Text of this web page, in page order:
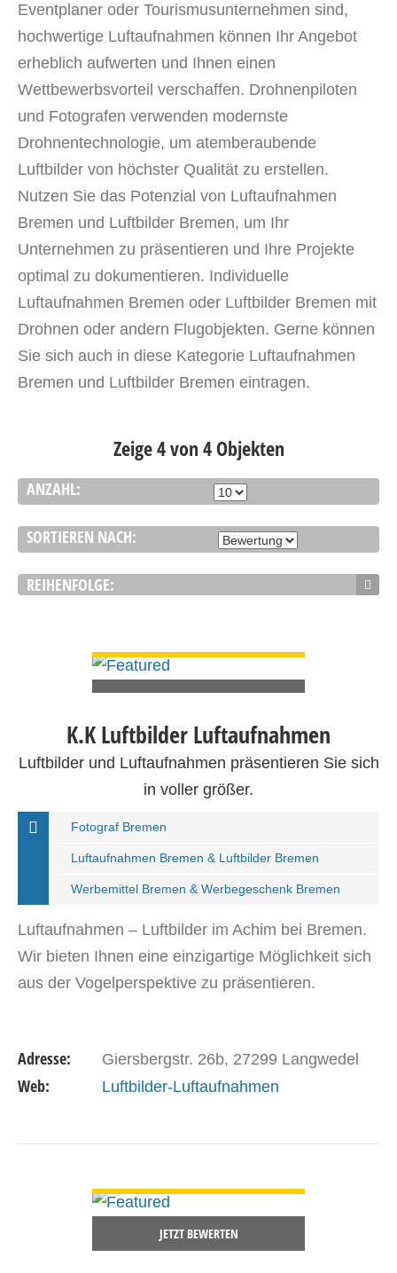
Eventplaner oder Tourismusunternehmen sind,
hochwertige Luftaufnahmen können Ihr Angebot
erheblich aufwerten und Ihnen einen
Wettbewerbsvorteil verschaffen. Drohnenpiloten
und Fotografen verwenden modernste
Drohnentechnologie, um atemberaubende
Luftbilder von höchster Qualität zu erstellen.
Nutzen Sie das Potenzial von Luftaufnahmen
Bremen und Luftbilder Bremen, um Ihr
Unternehmen zu präsentieren und Ihre Projekte
optimal zu dokumentieren. Individuelle
Luftaufnahmen Bremen oder Luftbilder Bremen mit
Drohnen oder andern Flugobjekten. Gerne können
Sie sich auch in diese Kategorie Luftaufnahmen
Bremen und Luftbilder Bremen eintragen.
Zeige 4 von 4 Objekten
ANZAHL:
SORTIEREN NACH:
REIHENFOLGE:
K.K Luftbilder Luftaufnahmen
Luftbilder und Luftaufnahmen präsentieren Sie sich
in voller größer.
Fotograf Bremen
Luftaufnahmen Bremen & Luftbilder Bremen
Werbemittel Bremen & Werbegeschenk Bremen
Luftaufnahmen – Luftbilder im Achim bei Bremen.
Wir bieten Ihnen eine einzigartige Möglichkeit sich
aus der Vogelperspektive zu präsentieren.
Adresse: Giersbergstr. 26b, 27299 Langwedel
Web: Luftbilder-Luftaufnahmen
JETZT BEWERTEN